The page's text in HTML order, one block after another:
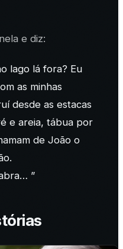
e diz:
lago lá fora? Eu
as minhas
desde as estacas
e areia, tábua por
de João o
”